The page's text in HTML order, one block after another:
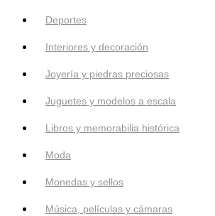
Deportes
Interiores y decoración
Joyería y piedras preciosas
Juguetes y modelos a escala
Libros y memorabilia histórica
Moda
Monedas y sellos
Música, películas y cámaras